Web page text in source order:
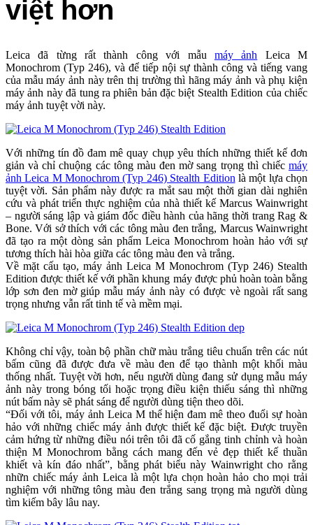
việt hơn
Leica đã từng rất thành công với mẫu máy ảnh Leica M
Monochrom (Typ 246), và để tiếp nội sự thành công và tiếng vang
của mẫu máy ảnh này trên thị trường thì hãng máy ảnh và phụ kiện
máy ảnh này đã tung ra phiên bản đặc biệt Stealth Edition của chiếc
máy ảnh tuyệt vời này.
Với những tín đồ đam mê quay chụp yêu thích những thiết kế đơn
giản và chỉ chuộng các tông màu đen mờ sang trọng thì chiếc máy
ảnh Leica M Monochrom (Typ 246) Stealth Edition là một lựa chọn
tuyệt vời. Sản phẩm này được ra mắt sau một thời gian dài nghiên
cứu và phát triển thực nghiệm của nhà thiết kế Marcus Wainwright
– người sáng lập và giám đốc điều hành của hãng thời trang Rag &
Bone. Với sở thích với các tông màu đen trắng, Marcus Wainwright
đã tạo ra một dòng sản phẩm Leica Monochrom hoàn hảo với sự
tương thích hài hòa giữa các tông màu đen và trắng.
Về mặt cấu tạo, máy ảnh Leica M Monochrom (Typ 246) Stealth
Edition được thiết kế với phần khung máy được phủ hoàn toàn bằng
lớp sơn đen mờ giúp mẫu máy ảnh này có được vè ngoài rất sang
trọng nhưng vẫn rất tinh tế và mềm mại.
Không chỉ vậy, toàn bộ phần chữ màu trắng tiêu chuẩn trên các nút
bấm cũng đã được đưa về màu đen để tạo thành một khối màu
thống nhất. Tuyệt vời hơn, nếu người dùng đang sử dụng mẫu máy
ảnh này trong bóng tối hoặc trọng điều kiện thiếu sáng thì những
nút bấm này sẽ phát sáng để người dùng tiện theo dõi.
“Đối với tôi, máy ảnh Leica M thể hiện đam mê theo đuổi sự hoàn
hảo với những chiếc máy ảnh được thiết kế đặc biệt. Được truyền
cảm hứng từ những điều nói trên tôi đã cố gắng tinh chỉnh và hoàn
thiện M Monochrom bằng cách mang đến vẻ đẹp thiết kế thuần
khiết và kín đáo nhất”, bằng phát biểu này Wainwright cho rằng
nhữn chiếc máy ảnh Leica là một lựa chọn hoàn hảo cho mọi trải
nghiệm với những tông màu đen trắng sang trọng mà người dùng
tìm kiếm bây lâu nay.